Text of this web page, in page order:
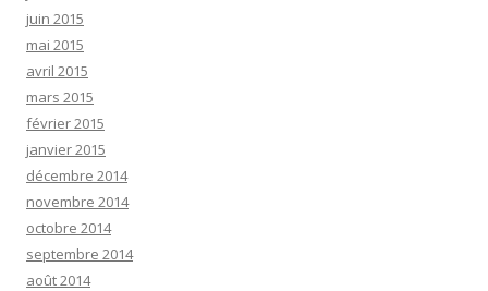
juin 2015
mai 2015
avril 2015
mars 2015
février 2015
janvier 2015
décembre 2014
novembre 2014
octobre 2014
septembre 2014
août 2014